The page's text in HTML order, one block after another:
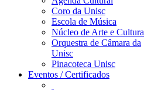
Coro da Unisc
Escola de Música
Núcleo de Arte e Cultura
Orquestra de Câmara da
Unisc
Pinacoteca Unisc
Eventos / Certificados